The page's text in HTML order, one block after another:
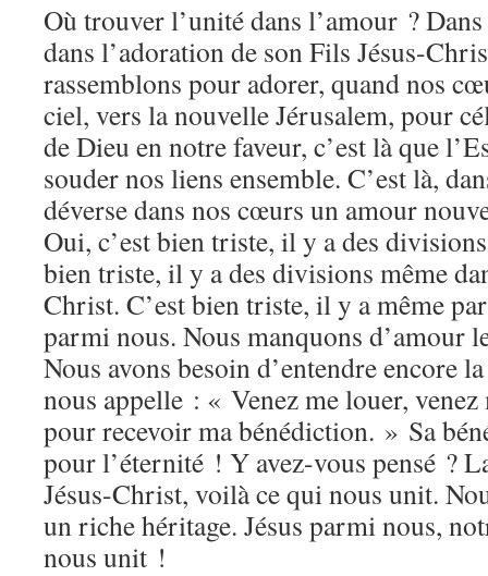
Où trouver l’unité dans l’amour ?
dans l’adoration de son Fils Jésus-
rassemblons pour adorer, quand nos
ciel, vers la nouvelle Jérusalem, pour
de Dieu en notre faveur, c’est là que
souder nos liens ensemble. C’est là,
déverse dans nos cœurs un amour
Oui, c’est bien triste, il y a des
bien triste, il y a des divisions même
Christ. C’est bien triste, il y a même
parmi nous. Nous manquons d’amour
Nous avons besoin d’entendre encore
nous appelle : « Venez me louer, venez
pour recevoir ma bénédiction. » Sa
pour l’éternité ! Y avez-vous pensé ?
Jésus-Christ, voilà ce qui nous unit.
un riche héritage. Jésus parmi nous,
nous unit !